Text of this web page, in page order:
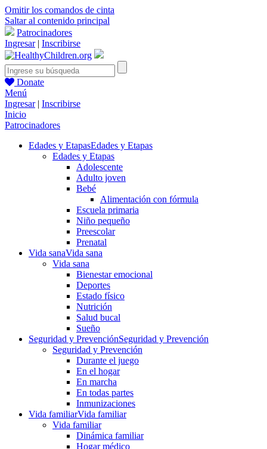
Omitir los comandos de cinta
Saltar al contenido principal
Patrocinadores
Ingresar| Inscribirse
Donate
Menú
Ingresar| Inscribirse
Inicio
Patrocinadores
Edades y EtapasEdades y Etapas
Edades y Etapas
Adolescente
Adulto joven
Bebé
Alimentación con fórmula
Escuela primaria
Niño pequeño
Preescolar
Prenatal
Vida sanaVida sana
Vida sana
Bienestar emocional
Deportes
Estado físico
Nutrición
Salud bucal
Sueño
Seguridad y PrevenciónSeguridad y Prevención
Seguridad y Prevención
Durante el juego
En el hogar
En marcha
En todas partes
Inmunizaciones
Vida familiarVida familiar
Vida familiar
Dinámica familiar
Hogar médico